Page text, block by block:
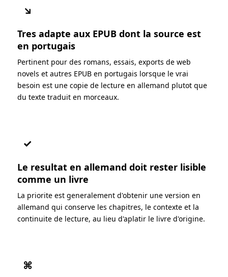
↘
Tres adapte aux EPUB dont la source est
en portugais
Pertinent pour des romans, essais, exports de web
novels et autres EPUB en portugais lorsque le vrai
besoin est une copie de lecture en allemand plutot que
du texte traduit en morceaux.
✓
Le resultat en allemand doit rester lisible
comme un livre
La priorite est generalement d'obtenir une version en
allemand qui conserve les chapitres, le contexte et la
continuite de lecture, au lieu d'aplatir le livre d'origine.
⌘